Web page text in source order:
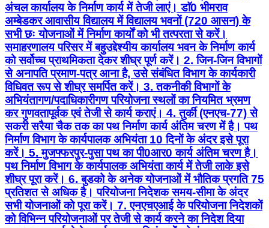
अंचल कार्यालय के निर्माण कार्य में तेजी लाएं। डाॅ0 भीमराव
अम्बेडकर आवासीय विद्यालय में विद्यालय भवनों (720 आसन) के
सभी छः योजनाओं में निर्माण कार्यों को भी तत्परता से करें।
समाहरणालय परिसर में बहुउद्देश्यीय कार्यालय भवन के निर्माण कार्य
को सर्वोच्च प्राथमिकता देकर शीघ्र पूर्ण करें। 2. जिन-जिन विभागों
से अनापति प्रमाण-पत्र आना है, उसे संबंधित विभाग के कार्यकारी
विधिवत रूप से शीघ्र समर्पित करें। 3. तकनीकी विभागों के
अभियंतागण/पदाधिकारीगण परियोजना स्थलों का नियमित भ्रमण
कर गुणवतापूर्वक एवं तेजी से कार्य कराएं। 4. तुर्की (एनएच-77) से
सकरी सरैया चैक तक का पथ निर्माण कार्य अंतिम चरण में है। पथ
निर्माण विभाग के कार्यपालक अभियंता 10 दिनों के अंदर इसे पूरा
करें। 5. मुजफ्फरपुर-पुसा पथ का पी0आर0 कार्य अंतिम चरण है।
पथ निर्माण विभाग के कार्यपालक अभियंता कार्य में तेजी लाके इसे
शीघ्र पूरा करें। 6. बुडको के अनेक योजनाओं में भौतिक प्रगति 75
प्रतिशत से अधिक है। परियोजना निदेशक समय-सीमा के अंदर
सभी योजनाओं को पूरा करें। 7. एनएचएआई के परियोजना निदेशकों
को विभिन्न परियोजनाओं पर तेजी से कार्य करने का निदेश दिया